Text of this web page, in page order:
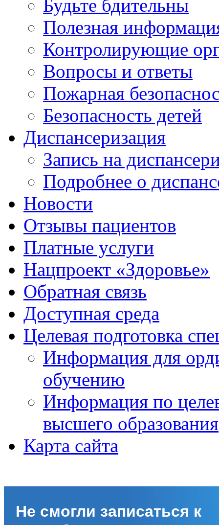
Будьте бдительны
Полезная
Контролирующие
Вопросы и ответы
Пожарная
Безопасность детей
Диспансеризация
Запись на
Подробнее о
Новости
Отзывы пациентов
Платные услуги
Нацпроект «Здоровье»
Обратная связь
Доступная среда
Целевая подготовка
Информация для
обучению
Информация по
высшего образования
Карта сайта
Не смогли записаться к